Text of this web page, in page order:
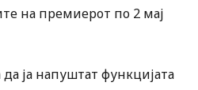
на премиерот по 2 мај
ја напуштат функцијата